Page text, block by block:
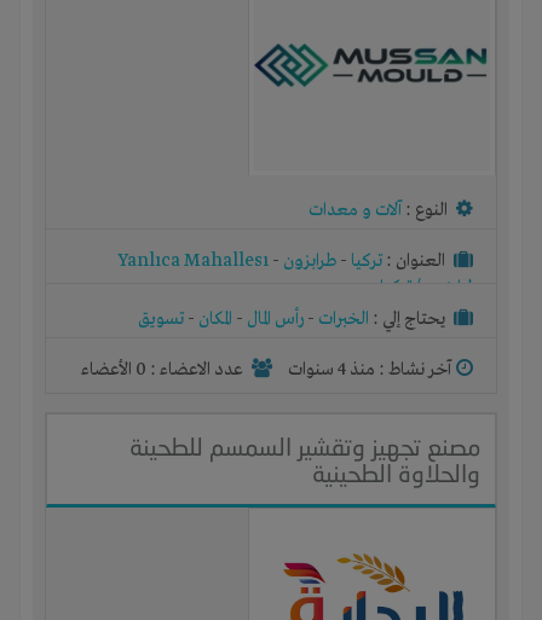
النوع : آلات و معدات
العنوان : تركيا - طرابزون -
Yanlıca Mahallesı
طرابزون / تركيا
يحتاج إلي : الخبرات - رأس المال - المكان - تسويق
آخر نشاط : منذ 4 سنوات عدد الاعضاء : 0 الأعضاء
مصنع تجهيز وتقشير السمسم للطحينة
والحلاوة الطحينية